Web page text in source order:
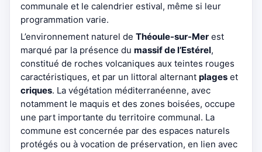
communale et le calendrier estival, même si leur
programmation varie.
L’environnement naturel de Théoule-sur-Mer est
marqué par la présence du massif de l’Estérel,
constitué de roches volcaniques aux teintes rouges
caractéristiques, et par un littoral alternant plages et
criques. La végétation méditerranéenne, avec
notamment le maquis et des zones boisées, occupe
une part importante du territoire communal. La
commune est concernée par des espaces naturels
protégés ou à vocation de préservation, en lien avec